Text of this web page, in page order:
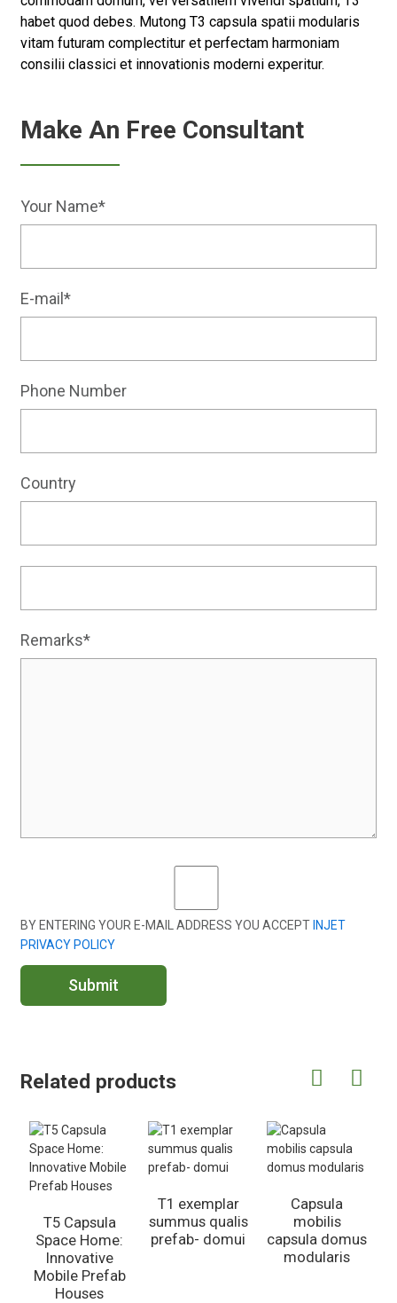
habet quod debes. Mutong T3 capsula spatii modularis
vitam futuram complectitur et perfectam harmoniam
consilii classici et innovationis moderni experitur.
Make An Free Consultant
Your Name*
E-mail*
Phone Number
Country
Remarks*
BY ENTERING YOUR E-MAIL ADDRESS YOU ACCEPT INJET
PRIVACY POLICY
Submit
Related products
T5 Capsula
Space Home:
Innovative
Mobile Prefab
Houses
T1 exemplar
summus qualis
prefab- domui
Capsula
mobilis
capsula domus
modularis